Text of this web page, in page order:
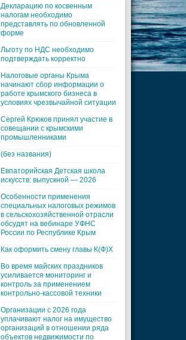
Декларацию по косвенным
налогам необходимо
представлять по обновленной
форме
Льготу по НДС необходимо
подтверждать корректно
Налоговые органы Крыма
начинают сбор информации о
работе крымского бизнеса в
условиях чрезвычайной ситуации
Cергей Крюков принял участие в
совещании с крымскими
промышленниками
(без названия)
Евпаторийская Детская школа
искусств: выпускной — 2026
Особенности применения
специальных налоговых режимов
в сельскохозяйственной отрасли
обсудят на вебинаре УФНС
России по Республике Крым
Как оформить смену главы К(Ф)Х
Во время майских праздников
усиливается мониторинг и
контроль за применением
контрольно-кассовой техники
Организации с 2026 года
уплачивают налог на имущество
организаций в отношении ряда
объектов недвижимости по